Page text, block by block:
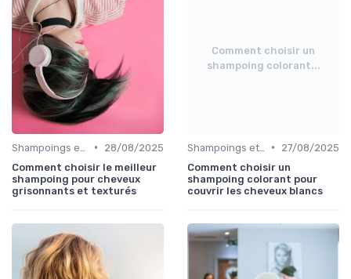
•
28/08/2025
Comment choisir le meilleur
shampoing pour cheveux
grisonnants et texturés
Comment choisir un
shampoing colorant...
•
27/08/2025
Comment choisir un
shampoing colorant pour
couvrir les cheveux blancs